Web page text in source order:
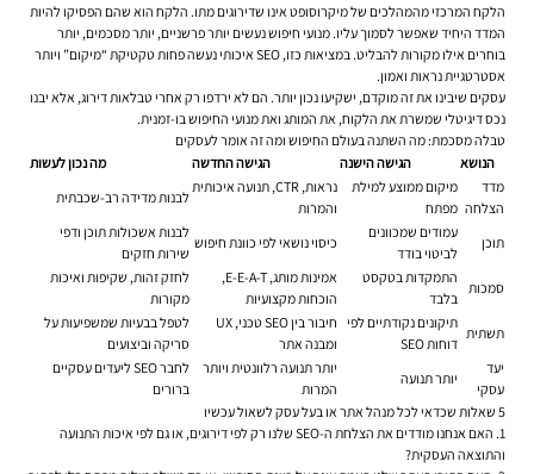
הלקח המרכזי מהמהלכים של מיקרוסופט אינו שדירוגים מתו. הלקח הוא שהם הפסיקו להיות
המדד היחיד שאפשר לסמוך עליו. מנועי חיפוש נעשים יותר פרשניים, יותר מסכמים, יותר
בוחרים אילו מקורות להבליט. במציאות כזו, SEO איכותי נעשה פחות טקטיקת “מיקום” ויותר
אסטרטגיית נראות ואמון.
עסקים שיבינו את זה מוקדם, ישקיעו נכון יותר. הם לא ירדפו רק אחרי טבלאות דירוג, אלא יבנו
נכס דיגיטלי שמשרת את הלקוח, את המותג ואת מנועי החיפוש בו-זמנית.
טבלה מסכמת: מה השתנה בעולם החיפוש ומה זה אומר לעסקים
הנושא
הגישה הישנה הגישה החדשה
מה נכון לעשות
מדד
הצלחה
מיקום ממוצע למילת
מפתח
נראות, CTR, תנועה איכותית
והמרות
לבנות מדידה רב-שכבתית
תוכן
עמודים שמכוונים
לביטוי בודד
כיסוי נושאי לפי כוונת חיפוש
לבנות אשכולות תוכן ודפי
שירות חזקים
סמכות
התמקדות בטקסט
בלבד
אמינות מותג, E-E-A-T,
הוכחות מקצועיות
לחזק זהות, שקיפות ואיכות
מקורות
תשתית
תיקונים נקודתיים לפי
דוחות SEO
חיבור בין SEO טכני, UX
ומבנה אתר
לטפל בבעיות שמשפיעות על
סריקה וביצועים
יעד
עסקי
יותר תנועה
יותר תנועה רלוונטית ויותר
המרות
לחבר SEO ליעדים עסקיים
ברורים
5 שאלות שכדאי לכל מנהל אתר או בעל עסק לשאול עכשיו
1. האם אנחנו מודדים את הצלחת ה-SEO שלנו רק לפי דירוגים, או גם לפי איכות התנועה
והתוצאה העסקית?